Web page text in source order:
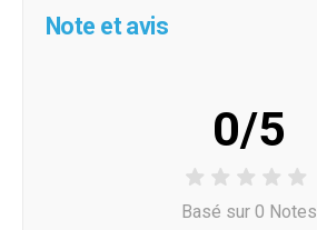
Note et avis
0/5
Basé sur 0 Notes